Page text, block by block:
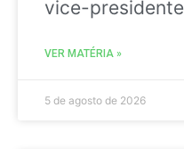
vice-presidente
VER MATÉRIA »
5 de agosto de 2026